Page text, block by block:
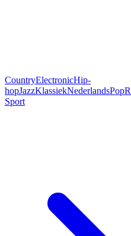
CountryElectronicHip-
hopJazzKlassiekNederlandsPop
Sport